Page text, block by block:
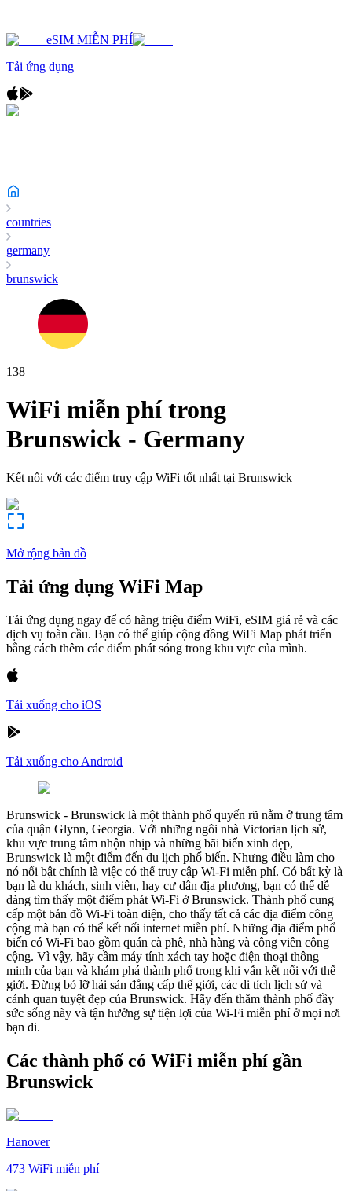
eSIM MIỄN PHÍ
Tải ứng dụng
countries
germany
brunswick
138
WiFi miễn phí trong
Brunswick - Germany
Kết nối với các điểm truy cập WiFi tốt nhất tại Brunswick
Mở rộng bản đồ
Tải ứng dụng WiFi Map
Tải ứng dụng ngay để có hàng triệu điểm WiFi, eSIM giá rẻ và các
dịch vụ toàn cầu. Bạn có thể giúp cộng đồng WiFi Map phát triển
bằng cách thêm các điểm phát sóng trong khu vực của mình.
Tải xuống cho iOS
Tải xuống cho Android
Brunswick - Brunswick là một thành phố quyến rũ nằm ở trung tâm
của quận Glynn, Georgia. Với những ngôi nhà Victorian lịch sử,
khu vực trung tâm nhộn nhịp và những bãi biển xinh đẹp,
Brunswick là một điểm đến du lịch phổ biến. Nhưng điều làm cho
nó nổi bật chính là việc có thể truy cập Wi-Fi miễn phí. Có bất kỳ là
bạn là du khách, sinh viên, hay cư dân địa phương, bạn có thể dễ
dàng tìm thấy một điểm phát Wi-Fi ở Brunswick. Thành phố cung
cấp một bản đồ Wi-Fi toàn diện, cho thấy tất cả các địa điểm công
cộng mà bạn có thể kết nối internet miễn phí. Những địa điểm phổ
biến có Wi-Fi bao gồm quán cà phê, nhà hàng và công viên công
cộng. Vì vậy, hãy cầm máy tính xách tay hoặc điện thoại thông
minh của bạn và khám phá thành phố trong khi vẫn kết nối với thế
giới. Đừng bỏ lỡ hải sản đẳng cấp thế giới, các di tích lịch sử và
cảnh quan tuyệt đẹp của Brunswick. Hãy đến thăm thành phố đầy
sức sống này và tận hưởng sự tiện lợi của Wi-Fi miễn phí ở mọi nơi
bạn đi.
Các thành phố có WiFi miễn phí gần
Brunswick
Hanover
473 WiFi miễn phí